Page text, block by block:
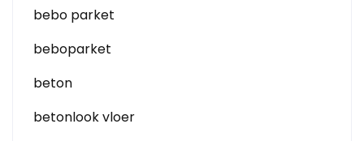
bebo parket
beboparket
beton
betonlook vloer